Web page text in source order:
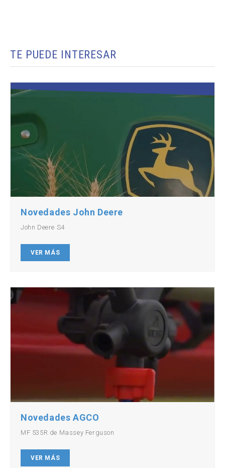
TE PUEDE INTERESAR
Novedades John Deere
John Deere S4
VER MÁS
Novedades AGCO
MF 535R de Massey Ferguson
VER MÁS